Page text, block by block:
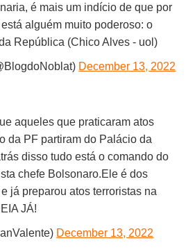
é mais um indício de que por
alguém muito poderoso: o
República (Chico Alves - uol)
December 13, 2022
aqueles que praticaram atos
da PF partiram do Palácio da
disso tudo está o comando do
chefe Bolsonaro.Ele é dos
já preparou atos terroristas na
JÁ!
December 13, 2022